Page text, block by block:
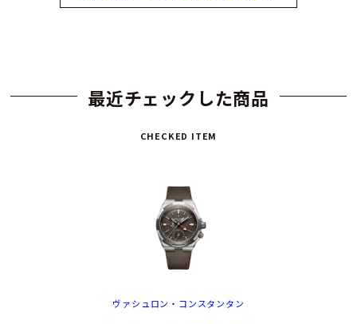
最近チェックした商品
CHECKED ITEM
ヴァシュロン・コンスタンタン